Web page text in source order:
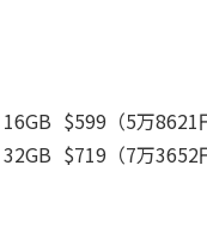
$599（5万8621
$719（7万3652